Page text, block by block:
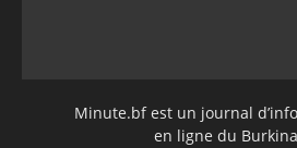
Minute.bf est un journal
en ligne du